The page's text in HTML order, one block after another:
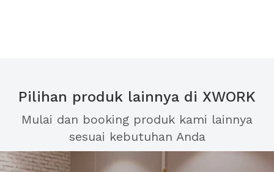
Pilihan produk lainnya di XWORK
Mulai dan booking produk kami lainnya
sesuai kebutuhan Anda